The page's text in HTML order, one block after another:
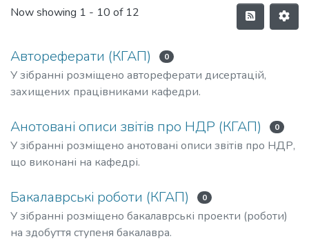
Now showing 1 - 10 of 12
Автореферати (КГАП) 0
У зібранні розміщено автореферати дисертацій,
захищених працівниками кафедри.
Анотовані описи звітів про НДР (КГАП) 0
У зібранні розміщено анотовані описи звітів про НДР,
що виконані на кафедрі.
Бакалаврські роботи (КГАП) 0
У зібранні розміщено бакалаврські проекти (роботи)
на здобуття ступеня бакалавра.